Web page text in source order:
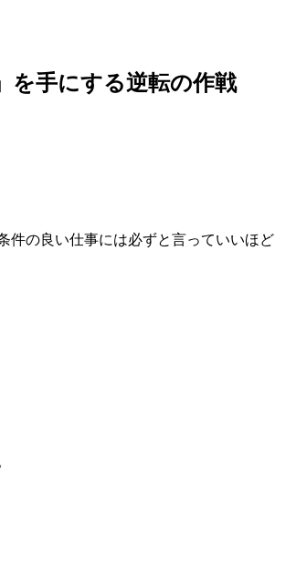
を手にする逆転の作戦
件の良い仕事には必ずと言っていいほど